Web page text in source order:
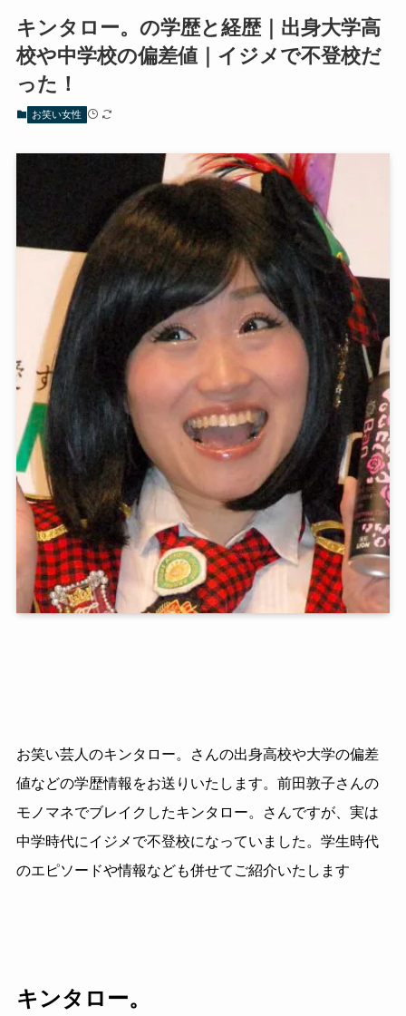
キンタロー。の学歴と経歴｜出身大学高
校や中学校の偏差値｜イジメで不登校だ
った！
お笑い女性
お笑い芸人のキンタロー。さんの出身高校や大学の偏差
値などの学歴情報をお送りいたします。前田敦子さんの
モノマネでブレイクしたキンタロー。さんですが、実は
中学時代にイジメで不登校になっていました。学生時代
のエピソードや情報なども併せてご紹介いたします
キンタロー。